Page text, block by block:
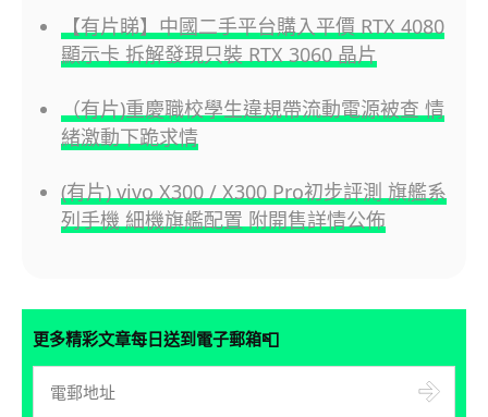
【有片睇】中國二手平台購入平價 RTX 4080
顯示卡 拆解發現只裝 RTX 3060 晶片
（有片)重慶職校學生違規帶流動電源被查 情
緒激動下跪求情
(有片) vivo X300 / X300 Pro初步評測 旗艦系
列手機 細機旗艦配置 附開售詳情公佈
更多精彩文章每日送到電子郵箱📮